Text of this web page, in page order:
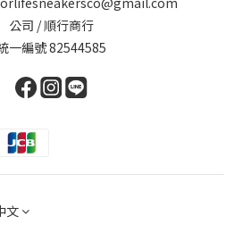
公司 / 順行商行
一編號 82544585
文